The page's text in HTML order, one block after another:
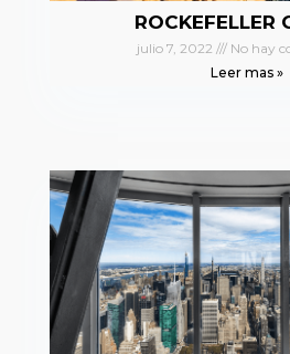
ROCKEFELLER
julio 7, 2022
No hay
Leer mas »